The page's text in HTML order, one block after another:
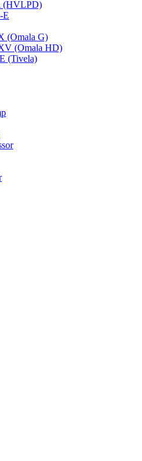
(HVLPD)
E
(Omala G)
(Omala HD)
(Tivela)